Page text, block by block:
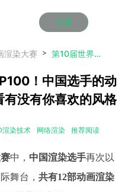
注册
渲染大赛 第10届世界渲染大赛TOP100！中国选手的动画渲染作品赏析！！看看有没有你喜欢的风格
！中国选手的动
没有你喜欢的风格
渲染技术 网络渲染 推荐阅读
中， 中国渲染选手再次以
舞台， 共有12部动画渲染